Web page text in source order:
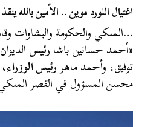
اغتيال اللورد موين .. الأمين
…الملكي والحكومة والبشاوات
«أحمد حسانين باشارئيس
توفيق، وأحمد ماهررئيس الوزراء
محسن المسؤول في القصر